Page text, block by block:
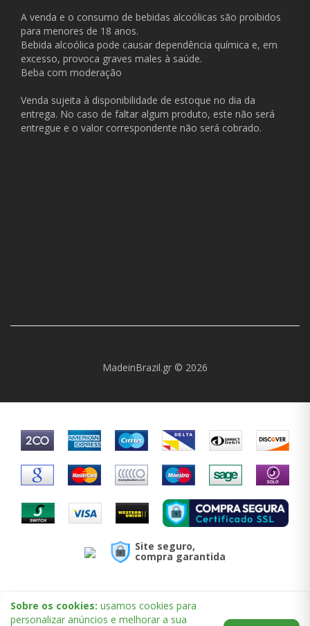
Sobre os cookies: usamos cookies para
personalizar anúncios e melhorar a sua
A venda e o consumo de bebidas alcoólicas são proibidos
para menores de 18 anos.
Bebida alcoólica pode causar dependência química e, em
excesso, provoca graves males à saúde.
Beba com moderação
Venda sujeita à disponibilidade de estoque no dia da
entrega. No caso de faltar algum produto, este não será
entregue e o valor correspondente não será cobrado.
MadeinBrazil.gr © 2026
Site seguro,
compra garantida